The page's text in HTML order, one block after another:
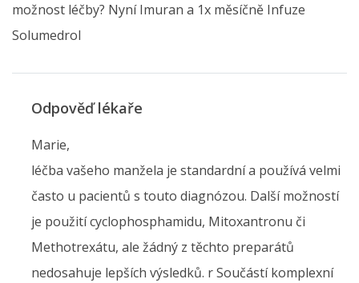
možnost léčby? Nyní Imuran a 1x měsíčně Infuze
Solumedrol
Odpověď lékaře
Marie,
léčba vašeho manžela je standardní a používá velmi
často u pacientů s touto diagnózou. Další možností
je použití cyclophosphamidu, Mitoxantronu či
Methotrexátu, ale žádný z těchto preparátů
nedosahuje lepších výsledků. r Součástí komplexní